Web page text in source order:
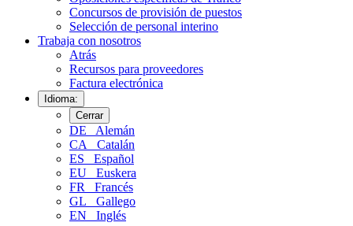
Concursos de provisión de puestos
Selección de personal interino
Trabaja con nosotros
Atrás
Recursos para proveedores
Factura electrónica
Idioma:
Cerrar
DE
Alemán
CA
Catalán
ES
Español
EU
Euskera
FR
Francés
GL
Gallego
EN
Inglés